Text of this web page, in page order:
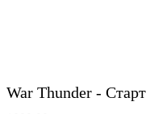
War Thunder -